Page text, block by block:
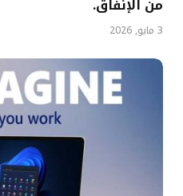
من الإنفاق.
3 مايو, 2026